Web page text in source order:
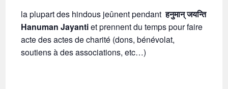
la plupart des hindous jeûnent pendantहनुमान् जयन्ति
Hanuman Jayantiet prennent du temps pour faire
acte des actes de charité (dons, bénévolat,
soutiens à des associations, etc…)